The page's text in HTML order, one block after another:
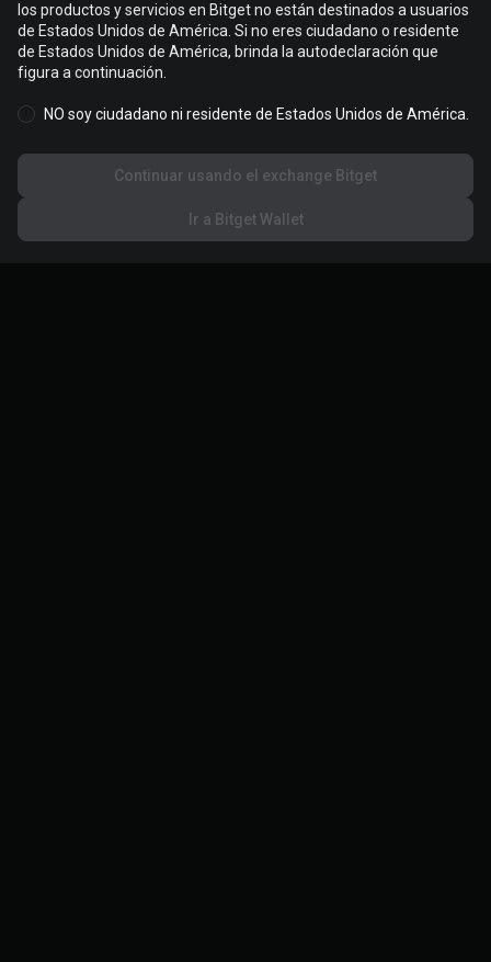
Las cookies se usan para optimizar y personalizar tu experiencia
en el sitio web. Puedes gestionar tus preferencias de cookies y
consultar laPolítica de Cookies
Aceptar todas las cookies
Rechazar todo
Configuración de cookies
los productos y servicios en Bitget no están destinados a usuarios
de Estados Unidos de América. Si no eres ciudadano o residente
de Estados Unidos de América, brinda la autodeclaración que
figura a continuación.
NO soy ciudadano ni residente de Estados Unidos de América.
Continuar usando el exchange Bitget
Ir a Bitget Wallet